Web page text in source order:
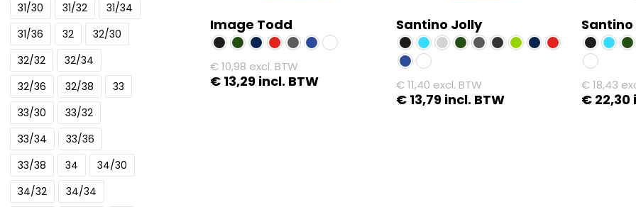
31/30
31/32
31/34
31/36
32
32/30
32/32
32/34
32/36
32/38
33
33/30
33/32
33/34
33/36
33/38
34
34/30
34/32
34/34
de
productpagina
de
productpagina
de
Image Todd
€10,98 excl. BTW
€ 13,29 incl. BTW
Santino Jolly
€11,40 excl. BTW
€13,79incl. BTW
€18,43
€ 22,30